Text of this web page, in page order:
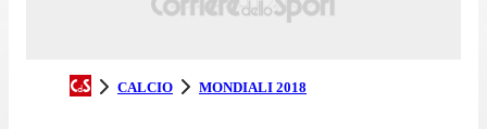
CALCIO MONDIALI 2018